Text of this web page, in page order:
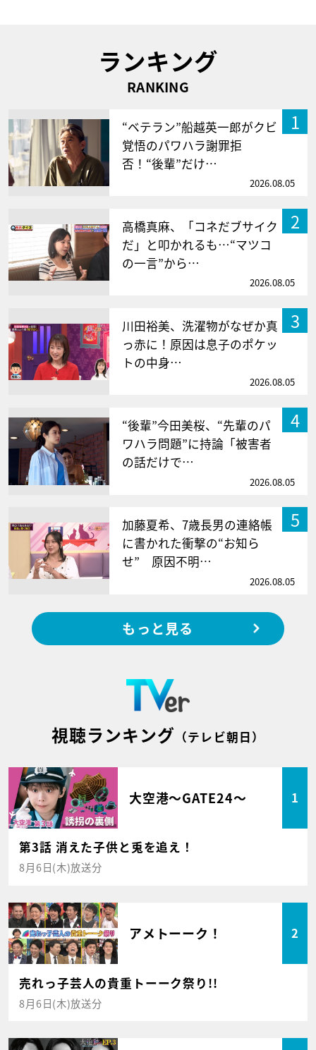
ランキング
RANKING
1
“ベテラン”船越英一郎がクビ
覚悟のパワハラ謝罪拒
否！“後輩”だけ…
2026.08.05
2
高橋真麻、「コネだブサイク
だ」と叩かれるも…“マツコ
の一言”から…
2026.08.05
3
川田裕美、洗濯物がなぜか真
っ赤に！原因は息子のポケッ
トの中身…
2026.08.05
4
“後輩”今田美桜、“先輩のパ
ワハラ問題”に持論「被害者
の話だけで…
2026.08.05
5
加藤夏希、7歳長男の連絡帳
に書かれた衝撃の“お知ら
せ” 原因不明…
2026.08.05
もっと見る
視聴ランキング （テレビ朝日）
大空港～GATE24～ 1
第3話 消えた子供と兎を追え！
8月6日(木)放送分
アメトーーク！ 2
売れっ子芸人の貴重トーーク祭り!!
8月6日(木)放送分